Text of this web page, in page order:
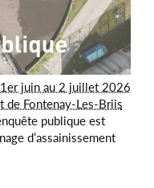
juin au 2 juillet 2026
de Fontenay-Les-Briis
publique est
d’assainissement